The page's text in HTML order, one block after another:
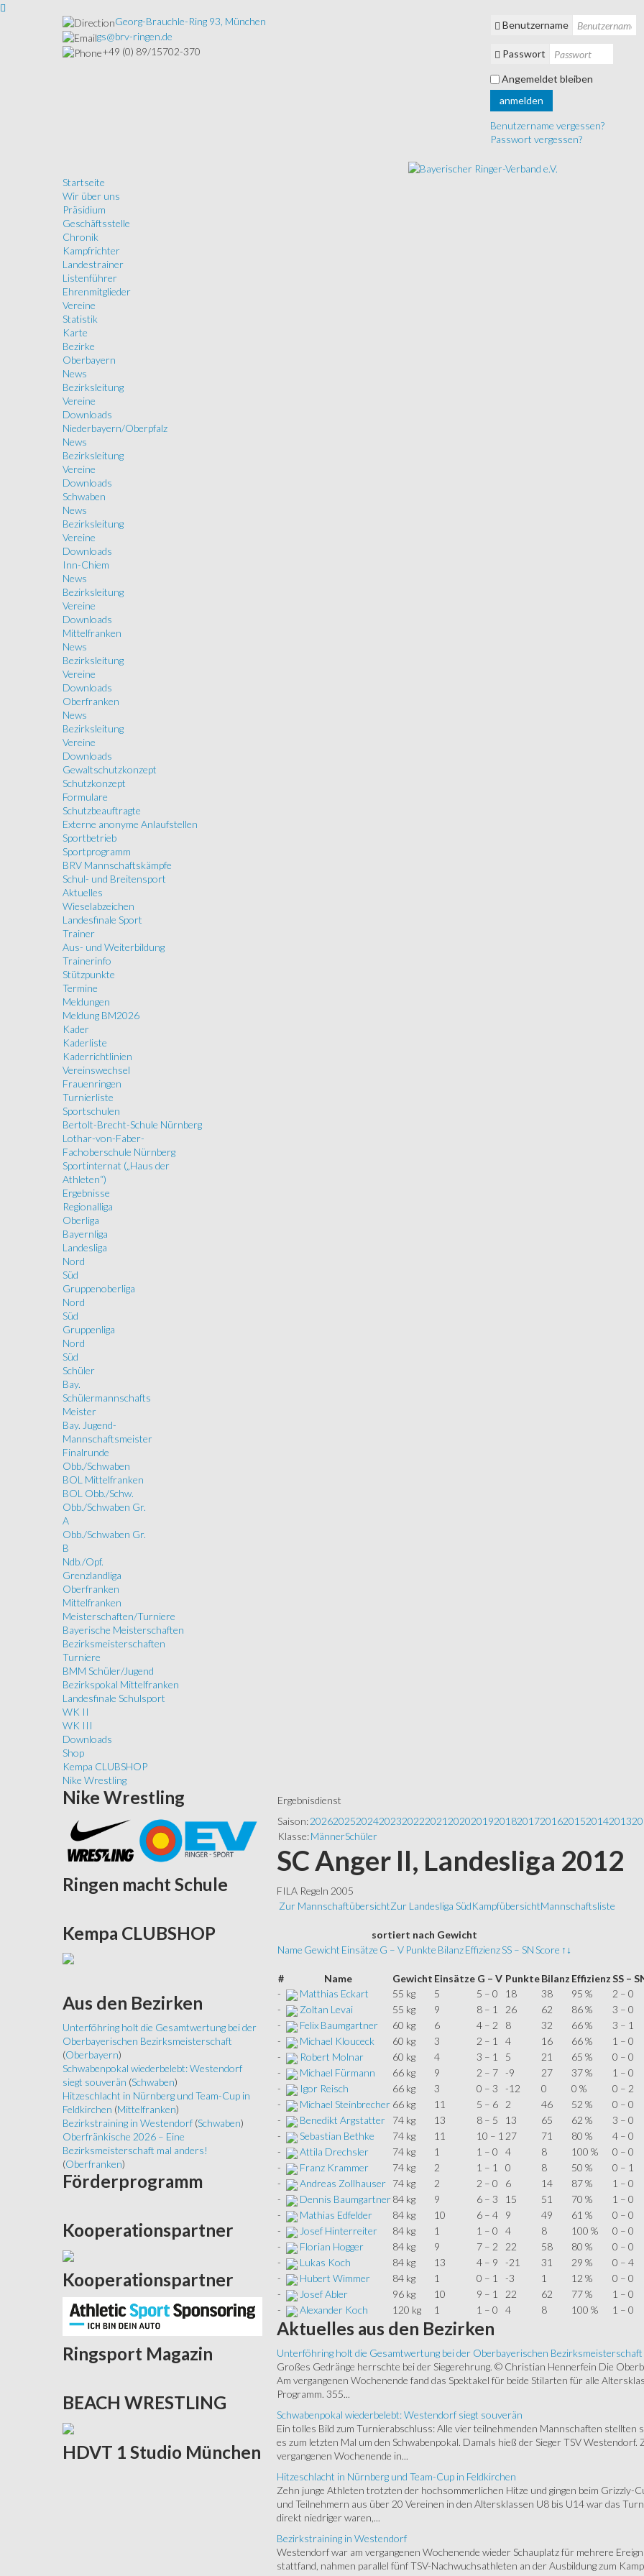
Georg-Brauchle-Ring 93, München
gs@brv-ringen.de
+49 (0) 89/15702-370
Benutzername
Passwort
Angemeldet bleiben
anmelden
Benutzername vergessen?
Passwort vergessen?
Startseite
Wir über uns
Präsidium
Geschäftsstelle
Chronik
Kampfrichter
Landestrainer
Listenführer
Ehrenmitglieder
Vereine
Statistik
Karte
Bezirke
Oberbayern
News
Bezirksleitung
Vereine
Downloads
Niederbayern/Oberpfalz
News
Bezirksleitung
Vereine
Downloads
Schwaben
News
Bezirksleitung
Vereine
Downloads
Inn-Chiem
News
Bezirksleitung
Vereine
Downloads
Mittelfranken
News
Bezirksleitung
Vereine
Downloads
Oberfranken
News
Bezirksleitung
Vereine
Downloads
Gewaltschutzkonzept
Schutzkonzept
Formulare
Schutzbeauftragte
Externe anonyme Anlaufstellen
Sportbetrieb
Sportprogramm
BRV Mannschaftskämpfe
Schul- und Breitensport
Aktuelles
Wieselabzeichen
Landesfinale Sport
Trainer
Aus- und Weiterbildung
Trainerinfo
Stützpunkte
Termine
Meldungen
Meldung BM2026
Kader
Kaderliste
Kaderrichtlinien
Vereinswechsel
Frauenringen
Turnierliste
Sportschulen
Bertolt-Brecht-Schule Nürnberg
Lothar-von-Faber-
Fachoberschule Nürnberg
Sportinternat („Haus der
Athleten“)
Ergebnisse
Regionalliga
Oberliga
Bayernliga
Landesliga
Nord
Süd
Gruppenoberliga
Nord
Süd
Gruppenliga
Nord
Süd
Schüler
Bay.
Schülermannschafts
Meister
Bay. Jugend-
Mannschaftsmeister
Finalrunde
Obb./Schwaben
BOL Mittelfranken
BOL Obb./Schw.
Obb./Schwaben Gr.
A
Obb./Schwaben Gr.
B
Ndb./Opf.
Grenzlandliga
Oberfranken
Mittelfranken
Meisterschaften/Turniere
Bayerische Meisterschaften
Bezirksmeisterschaften
Turniere
BMM Schüler/Jugend
Bezirkspokal Mittelfranken
Landesfinale Schulsport
WK II
WK III
Downloads
Shop
Kempa CLUBSHOP
Nike Wrestling
Ergebnisdienst
Saison: 202620252024202320222021 20202019201820172016201520142013
Klasse: MännerSchüler
SC Anger II, Landesliga 2012
FILA Regeln 2005
Zur MannschaftübersichtZur Landesliga SüdKampfübersichtMannschaftsliste
sortiert nach Gewicht
Name Gewicht Einsätze G – V Punkte Bilanz EffizienzSS – SNScore ↑↓
# Name Gewicht Einsätze G – V Punkte Bilanz EffizienzSS –
-
Matthias Eckart 55 kg 5 5 – 0 18 38 95 % 2 – 0
-
Zoltan Levai 55 kg 9 8 – 1 26 62 86 % 3 – 0
-
Felix Baumgartner 60 kg 6 4 – 2 8 32 66 % 3 – 1
-
Michael Klouceck 60 kg 3 2 – 1 4 16 66 % 1 – 0
-
Robert Molnar 60 kg 4 3 – 1 5 21 65 % 0 – 0
-
Michael Fürmann 66 kg 9 2 – 7 -9 27 37 % 1 – 0
-
Igor Reisch 66 kg 3 0 – 3 -12 0 0 % 0 – 2
-
Michael Steinbrecher 66 kg 11 5 – 6 2 46 52 % 0 – 0
-
Benedikt Argstatter 74 kg 13 8 – 5 13 65 62 % 3 – 0
-
Sebastian Bethke 74 kg 11 10 – 1 27 71 80 % 4 – 0
-
Attila Drechsler 74 kg 1 1 – 0 4 8 100 % 0 – 0
-
Franz Krammer 74 kg 2 1 – 1 0 8 50 % 0 – 1
-
Andreas Zollhauser 74 kg 2 2 – 0 6 14 87 % 1 – 0
-
Dennis Baumgartner 84 kg 9 6 – 3 15 51 70 % 1 – 0
-
Mathias Edfelder 84 kg 10 6 – 4 9 49 61 % 0 – 0
-
Josef Hinterreiter 84 kg 1 1 – 0 4 8 100 % 0 – 0
-
Florian Hogger 84 kg 9 7 – 2 22 58 80 % 0 – 0
-
Lukas Koch 84 kg 13 4 – 9 -21 31 29 % 0 – 4
-
Hubert Wimmer 84 kg 1 0 – 1 -3 1 12 % 0 – 0
-
Josef Abler 96 kg 10 9 – 1 22 62 77 % 1 – 0
-
Alexander Koch 120 kg 1 1 – 0 4 8 100 % 1 – 0
Aktuelles aus den Bezirken
Unterföhring holt die Gesamtwertung bei der Oberbayerischen Bezirksmeisterschaft
Großes Gedränge herrschte bei der Siegerehrung. © Christian Hennerfein Die
Am vergangenen Wochenende fand das Spektakel für beide Stilarten für alle
Programm. 355...
Schwabenpokal wiederbelebt: Westendorf siegt souverän
Ein tolles Bild zum Turnierabschluss: Alle vier teilnehmenden Mannschaften stellten
es zum letzten Mal um den Schwabenpokal. Damals hieß der Sieger TSV
vergangenen Wochenende in...
Hitzeschlacht in Nürnberg und Team-Cup in Feldkirchen
Zehn junge Athleten trotzten der hochsommerlichen Hitze und gingen beim Grizzly-
und Teilnehmern aus über 20 Vereinen in den Altersklassen U8 bis U14 war das
direkt niedriger waren,...
Bezirkstraining in Westendorf
Westendorf war am vergangenen Wochenende wieder Schauplatz für mehrere
stattfand, nahmen parallel fünf TSV-Nachwuchsathleten an der Ausbildung zum
Nike Wrestling
Ringen macht Schule
Kempa CLUBSHOP
Aus den Bezirken
Unterföhring holt die Gesamtwertung bei der
Oberbayerischen Bezirksmeisterschaft
(Oberbayern)
Schwabenpokal wiederbelebt: Westendorf
siegt souverän (Schwaben)
Hitzeschlacht in Nürnberg und Team-Cup in
Feldkirchen (Mittelfranken)
Bezirkstraining in Westendorf (Schwaben)
Oberfränkische 2026 – Eine
Bezirksmeisterschaft mal anders!
(Oberfranken)
Förderprogramm
Kooperationspartner
Kooperationspartner
Ringsport Magazin
BEACH WRESTLING
HDVT 1 Studio München